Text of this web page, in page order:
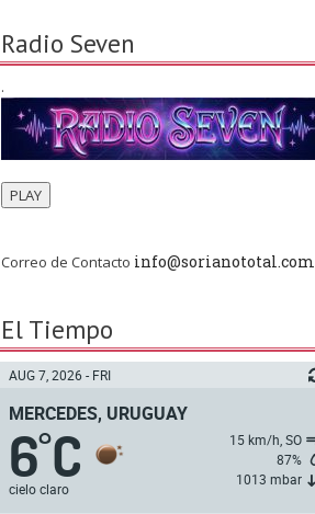
Radio Seven
.
PLAY
Correo de Contacto info@sorianototal.com
El Tiempo
AUG 7, 2026 - FRI
MERCEDES, URUGUAY
6°C
cielo claro
15 km/h, SO
87%
1013 mbar